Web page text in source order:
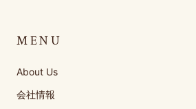
MENU
About Us
会社情報